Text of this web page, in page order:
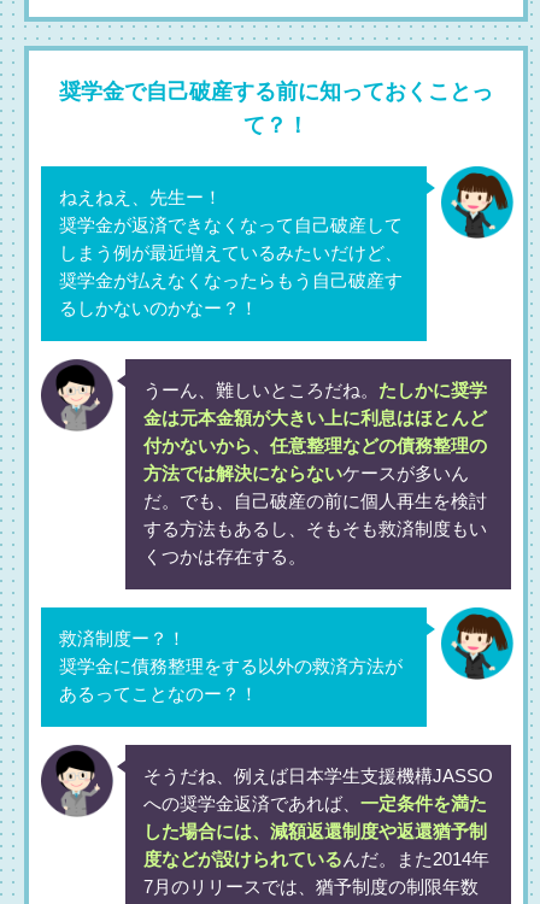
奨学金で自己破産する前に知っておくことっ
て？！
ねえねえ、先生ー！
奨学金が返済できなくなって自己破産して
しまう例が最近増えているみたいだけど、
奨学金が払えなくなったらもう自己破産す
るしかないのかなー？！
うーん、難しいところだね。 たしかに奨学
金は元本金額が大きい上に利息はほとんど
付かないから、任意整理などの債務整理の
方法では解決にならないケースが多いん
だ。でも、自己破産の前に個人再生を検討
する方法もあるし、そもそも救済制度もい
くつかは存在する。
救済制度ー？！
奨学金に債務整理をする以外の救済方法が
あるってことなのー？！
そうだね、例えば日本学生支援機構JASSO
への奨学金返済であれば、 一定条件を満た
した場合には、減額返還制度や返還猶予制
度などが設けられているんだ。また2014年
7月のリリースでは、猶予制度の制限年数